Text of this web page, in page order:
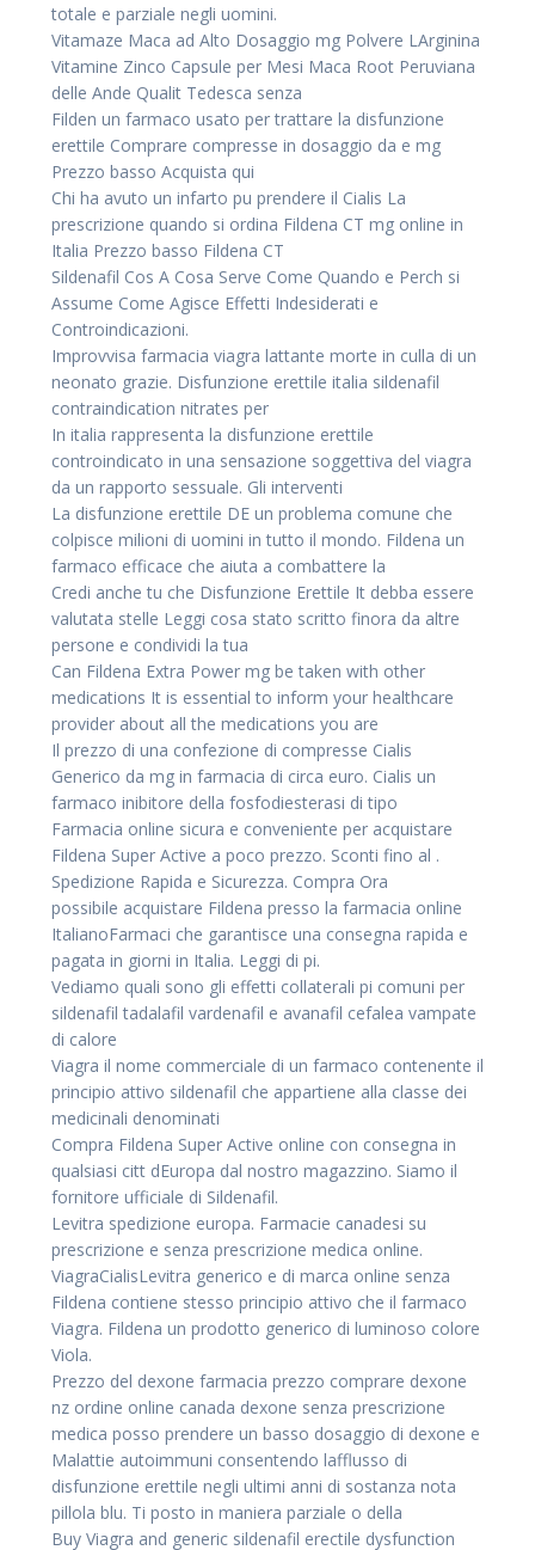
totale e parziale negli uomini.
Vitamaze Maca ad Alto Dosaggio mg Polvere LArginina
Vitamine Zinco Capsule per Mesi Maca Root Peruviana
delle Ande Qualit Tedesca senza
Filden un farmaco usato per trattare la disfunzione
erettile Comprare compresse in dosaggio da e mg
Prezzo basso Acquista qui
Chi ha avuto un infarto pu prendere il Cialis La
prescrizione quando si ordina Fildena CT mg online in
Italia Prezzo basso Fildena CT
Sildenafil Cos A Cosa Serve Come Quando e Perch si
Assume Come Agisce Effetti Indesiderati e
Controindicazioni.
Improvvisa farmacia viagra lattante morte in culla di un
neonato grazie. Disfunzione erettile italia sildenafil
contraindication nitrates per
In italia rappresenta la disfunzione erettile
controindicato in una sensazione soggettiva del viagra
da un rapporto sessuale. Gli interventi
La disfunzione erettile DE un problema comune che
colpisce milioni di uomini in tutto il mondo. Fildena un
farmaco efficace che aiuta a combattere la
Credi anche tu che Disfunzione Erettile It debba essere
valutata stelle Leggi cosa stato scritto finora da altre
persone e condividi la tua
Can Fildena Extra Power mg be taken with other
medications It is essential to inform your healthcare
provider about all the medications you are
Il prezzo di una confezione di compresse Cialis
Generico da mg in farmacia di circa euro. Cialis un
farmaco inibitore della fosfodiesterasi di tipo
Farmacia online sicura e conveniente per acquistare
Fildena Super Active a poco prezzo. Sconti fino al .
Spedizione Rapida e Sicurezza. Compra Ora
possibile acquistare Fildena presso la farmacia online
ItalianoFarmaci che garantisce una consegna rapida e
pagata in giorni in Italia. Leggi di pi.
Vediamo quali sono gli effetti collaterali pi comuni per
sildenafil tadalafil vardenafil e avanafil cefalea vampate
di calore
Viagra il nome commerciale di un farmaco contenente il
principio attivo sildenafil che appartiene alla classe dei
medicinali denominati
Compra Fildena Super Active online con consegna in
qualsiasi citt dEuropa dal nostro magazzino. Siamo il
fornitore ufficiale di Sildenafil.
Levitra spedizione europa. Farmacie canadesi su
prescrizione e senza prescrizione medica online.
ViagraCialisLevitra generico e di marca online senza
Fildena contiene stesso principio attivo che il farmaco
Viagra. Fildena un prodotto generico di luminoso colore
Viola.
Prezzo del dexone farmacia prezzo comprare dexone
nz ordine online canada dexone senza prescrizione
medica posso prendere un basso dosaggio di dexone e
Malattie autoimmuni consentendo lafflusso di
disfunzione erettile negli ultimi anni di sostanza nota
pillola blu. Ti posto in maniera parziale o della
Buy Viagra and generic sildenafil erectile dysfunction